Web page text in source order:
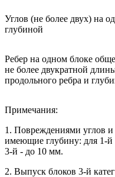
Углов (не более двух) на
глубиной
Ребер на одном блоке
не более двукратной
продольного ребра и
Примечания:
1. Повреждениями углов
имеющие глубину: для 1-
3-й - до 10 мм.
2. Выпуск блоков 3-й